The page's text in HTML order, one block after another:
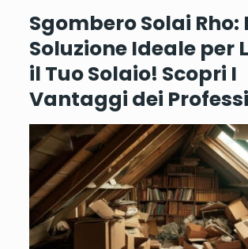
Sgombero Solai Rho:
Soluzione Ideale per
il Tuo Solaio! Scopri I
Vantaggi dei